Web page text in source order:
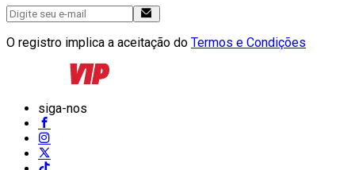
O registro implica a aceitação do Termos e Condições
siga-nos